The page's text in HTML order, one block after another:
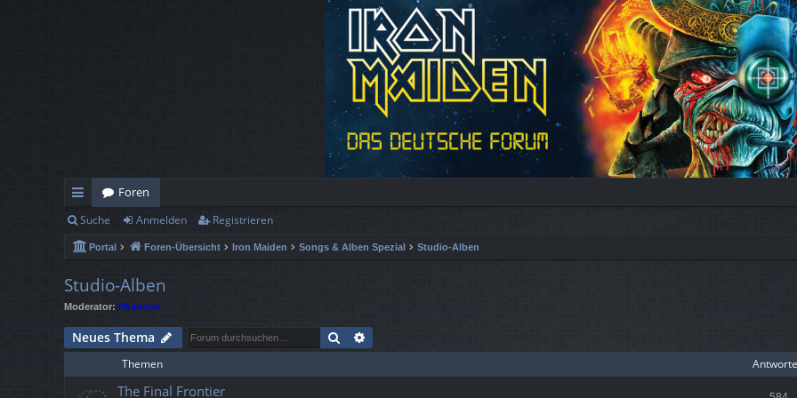
ch
ne
llz
ug
rif
Foren
Suche Anmelden Registrieren
Portal Foren-Übersicht Iron Maiden Songs & Alben Spezial Studio-Alben
Studio-Alben
Moderator: Phantom
Neues Thema Suche
Themen
The Final Frontier